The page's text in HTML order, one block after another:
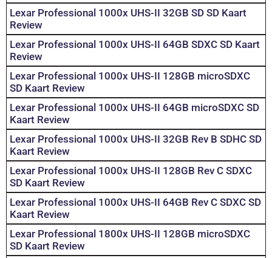
Lexar Professional 1000x UHS-II 32GB SD SD Kaart
Review
Lexar Professional 1000x UHS-II 64GB SDXC SD Kaart
Review
Lexar Professional 1000x UHS-II 128GB microSDXC
SD Kaart Review
Lexar Professional 1000x UHS-II 64GB microSDXC SD
Kaart Review
Lexar Professional 1000x UHS-II 32GB Rev B SDHC SD
Kaart Review
Lexar Professional 1000x UHS-II 128GB Rev C SDXC
SD Kaart Review
Lexar Professional 1000x UHS-II 64GB Rev C SDXC SD
Kaart Review
Lexar Professional 1800x UHS-II 128GB microSDXC
SD Kaart Review